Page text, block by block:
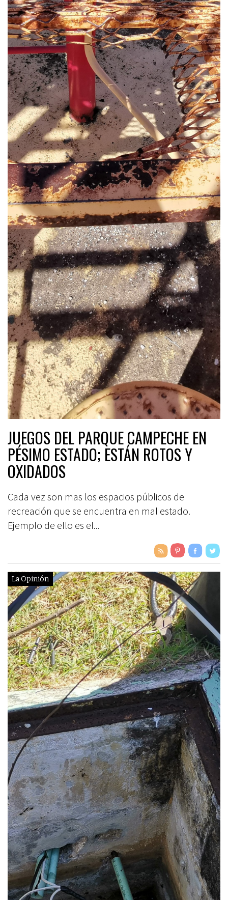
JUEGOS DEL PARQUE CAMPECHE EN
PÉSIMO ESTADO; ESTÁN ROTOS Y
OXIDADOS
Cada vez son mas los espacios públicos de
recreación que se encuentra en mal estado.
Ejemplo de ello es el...
La Opinión